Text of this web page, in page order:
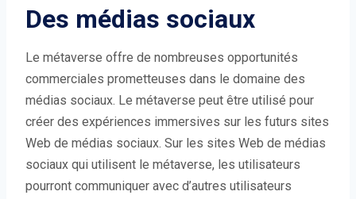
Des médias sociaux
Le métaverse offre de nombreuses opportunités
commerciales prometteuses dans le domaine des
médias sociaux. Le métaverse peut être utilisé pour
créer des expériences immersives sur les futurs sites
Web de médias sociaux. Sur les sites Web de médias
sociaux qui utilisent le métaverse, les utilisateurs
pourront communiquer avec d’autres utilisateurs